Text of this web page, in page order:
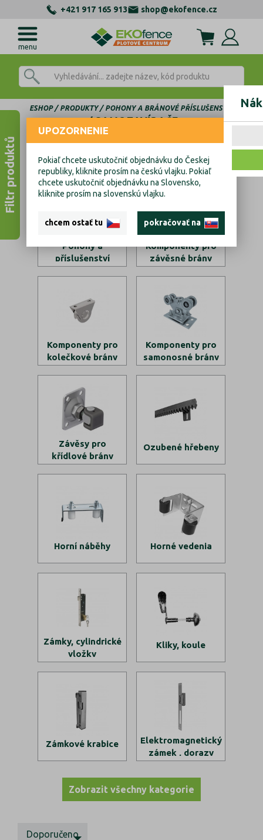
+421 917 165 913 shop@ekofence.cz
menu
ESHOP PRODUKTY POHONY A BRÁNOVÉ PŘÍSLUŠENSTVÍ
SAMOZAVÍRAČE
Samozavírače
Pohony a
příslušenství
Komponenty pro
závěsné brány
Komponenty pro
kolečkové brány
Komponenty pro
samonosné brány
Závěsy pro
křídlové brány
Ozubené hřebeny
Horní náběhy Horné vedenia
Zámky, cylindrické
vložky
Kliky, koule
Zámkové krabice
Elektromagnetický
zámek , dorazy
Zobrazit všechny kategorie
Filtr produktů
Doporučeno
UPOZORNENIE
Pokiaľ chcete uskutočniť objednávku do Českej
republiky, kliknite prosím na českú vlajku. Pokiaľ
chcete uskutočniť objednávku na Slovensko,
kliknite prosím na slovenskú vlajku.
chcem ostať tu pokračovať na